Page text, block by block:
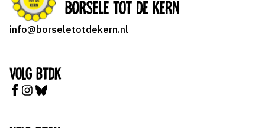
info@borseletotdekern.nl
Volg BTDK